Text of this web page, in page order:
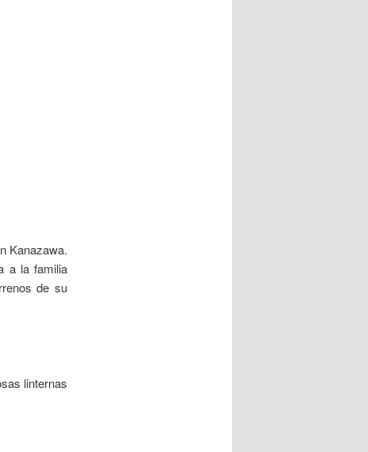
Kanazawa.
a la familia
de su
linternas